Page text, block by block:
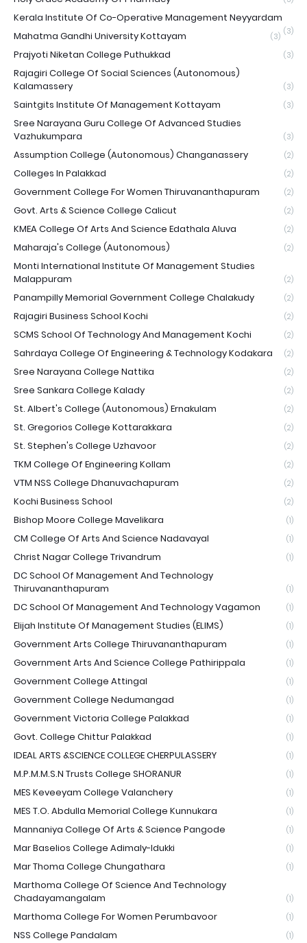
Kerala Institute Of Co-Operative Management Neyyardam
(3)
Mahatma Gandhi University Kottayam (3)
Prajyoti Niketan College Puthukkad (3)
Rajagiri College Of Social Sciences (Autonomous)
Kalamassery
(3)
Saintgits Institute Of Management Kottayam (3)
Sree Narayana Guru College Of Advanced Studies
Vazhukumpara
(3)
Assumption College (Autonomous) Changanassery (2)
Colleges In Palakkad (2)
Government College For Women Thiruvananthapuram (2)
Govt. Arts & Science College Calicut (2)
KMEA College Of Arts And Science Edathala Aluva (2)
Maharaja's College (Autonomous) (2)
Monti International Institute Of Management Studies
Malappuram
(2)
Panampilly Memorial Government College Chalakudy (2)
Rajagiri Business School Kochi (2)
SCMS School Of Technology And Management Kochi (2)
Sahrdaya College Of Engineering & Technology Kodakara (2)
Sree Narayana College Nattika (2)
Sree Sankara College Kalady (2)
St. Albert's College (Autonomous) Ernakulam (2)
St. Gregorios College Kottarakkara (2)
St. Stephen's College Uzhavoor (2)
TKM College Of Engineering Kollam (2)
VTM NSS College Dhanuvachapuram (2)
Kochi Business School (2)
Bishop Moore College Mavelikara (1)
CM College Of Arts And Science Nadavayal (1)
Christ Nagar College Trivandrum (1)
DC School Of Management And Technology
Thiruvananthapuram
(1)
DC School Of Management And Technology Vagamon (1)
Elijah Institute Of Management Studies (ELIMS) (1)
Government Arts College Thiruvananthapuram (1)
Government Arts And Science College Pathirippala (1)
Government College Attingal (1)
Government College Nedumangad (1)
Government Victoria College Palakkad (1)
Govt. College Chittur Palakkad (1)
IDEAL ARTS &SCIENCE COLLEGE CHERPULASSERY (1)
M.P.M.M.S.N Trusts College SHORANUR (1)
MES Keveeyam College Valanchery (1)
MES T.O. Abdulla Memorial College Kunnukara (1)
Mannaniya College Of Arts & Science Pangode (1)
Mar Baselios College Adimaly-Idukki (1)
Mar Thoma College Chungathara (1)
Marthoma College Of Science And Technology
Chadayamangalam
(1)
Marthoma College For Women Perumbavoor (1)
NSS College Pandalam (1)